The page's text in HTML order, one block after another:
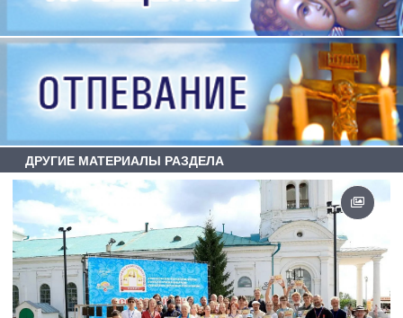
ДРУГИЕ МАТЕРИАЛЫ РАЗДЕЛА